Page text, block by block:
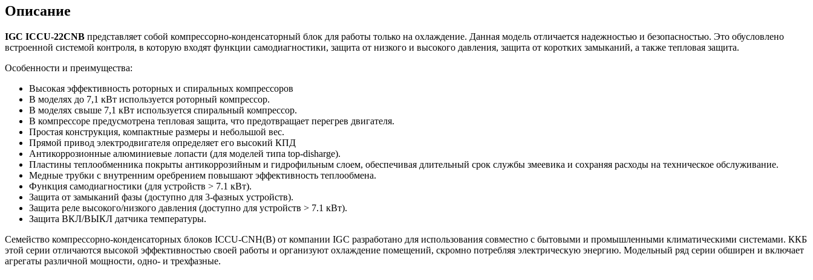
Описание
IGC ICCU-22CNB представляет собой компрессорно-конденсаторный блок для работы только на охлаждение. Данная модель отличается надежностью и безопасностью. Это обусловлено
встроенной системой контроля, в которую входят функции самодиагностики, защита от низкого и высокого давления, защита от коротких замыканий, а также тепловая защита.
Особенности и преимущества:
Высокая эффективность роторных и спиральных компрессоров
В моделях до 7,1 кВт используется роторный компрессор.
В моделях свыше 7,1 кВт используется спиральный компрессор.
В компрессоре предусмотрена тепловая защита, что предотвращает перегрев двигателя.
Простая конструкция, компактные размеры и небольшой вес.
Прямой привод электродвигателя определяет его высокий КПД
Антикоррозионные алюминиевые лопасти (для моделей типа top-disharge).
Пластины теплообменника покрыты антикоррозийным и гидрофильным слоем, обеспечивая длительный срок службы змеевика и сохраняя расходы на техническое обслуживание.
Медные трубки с внутренним оребрением повышают эффективность теплообмена.
Функция самодиагностики (для устройств > 7.1 кВт).
Защита от замыканий фазы (доступно для 3-фазных устройств).
Защита реле высокого/низкого давления (доступно для устройств > 7.1 кВт).
Защита ВКЛ/ВЫКЛ датчика температуры.
Семейство компрессорно-конденсаторных блоков ICCU-CNH(B) от компании IGC разработано для использования совместно с бытовыми и промышленными климатическими системами. ККБ
этой серии отличаются высокой эффективностью своей работы и организуют охлаждение помещений, скромно потребляя электрическую энергию. Модельный ряд серии обширен и включает
агрегаты различной мощности, одно- и трехфазные.